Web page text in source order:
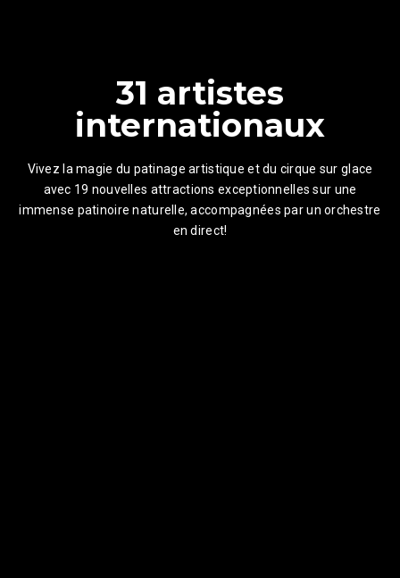
31 artistes
internationaux
Vivez la magie du patinage artistique et du cirque sur glace
avec 19 nouvelles attractions exceptionnelles sur une
immense patinoire naturelle, accompagnées par un orchestre
en direct!